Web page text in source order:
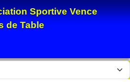
Sportive Vence
de Table